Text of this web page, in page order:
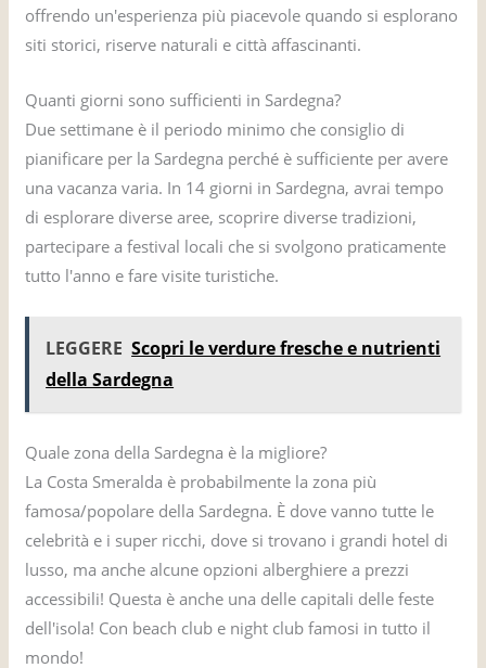
offrendo un'esperienza più piacevole quando si esplorano
siti storici, riserve naturali e città affascinanti.
Quanti giorni sono sufficienti in Sardegna?
Due settimane è il periodo minimo che consiglio di
pianificare per la Sardegna perché è sufficiente per avere
una vacanza varia. In 14 giorni in Sardegna, avrai tempo
di esplorare diverse aree, scoprire diverse tradizioni,
partecipare a festival locali che si svolgono praticamente
tutto l'anno e fare visite turistiche.
LEGGERE Scopri le verdure fresche e nutrienti
della Sardegna
Quale zona della Sardegna è la migliore?
La Costa Smeralda è probabilmente la zona più
famosa/popolare della Sardegna. È dove vanno tutte le
celebrità e i super ricchi, dove si trovano i grandi hotel di
lusso, ma anche alcune opzioni alberghiere a prezzi
accessibili! Questa è anche una delle capitali delle feste
dell'isola! Con beach club e night club famosi in tutto il
mondo!